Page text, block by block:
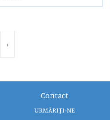
›
Contact
URMĂRIȚI-NE